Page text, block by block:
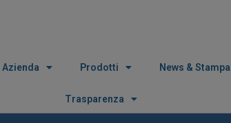
Azienda Prodotti News & Stampa
Trasparenza